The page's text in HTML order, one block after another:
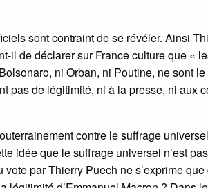
sont contraint de se révéler. Ainsi
il de déclarer sur France culture que «
ni Orban, ni Poutine, ne sont le
pas de légitimité, ni à la presse, ni aux
contre le suffrage
idée que le suffrage universel n’est
par Thierry Puech ne s’exprime que